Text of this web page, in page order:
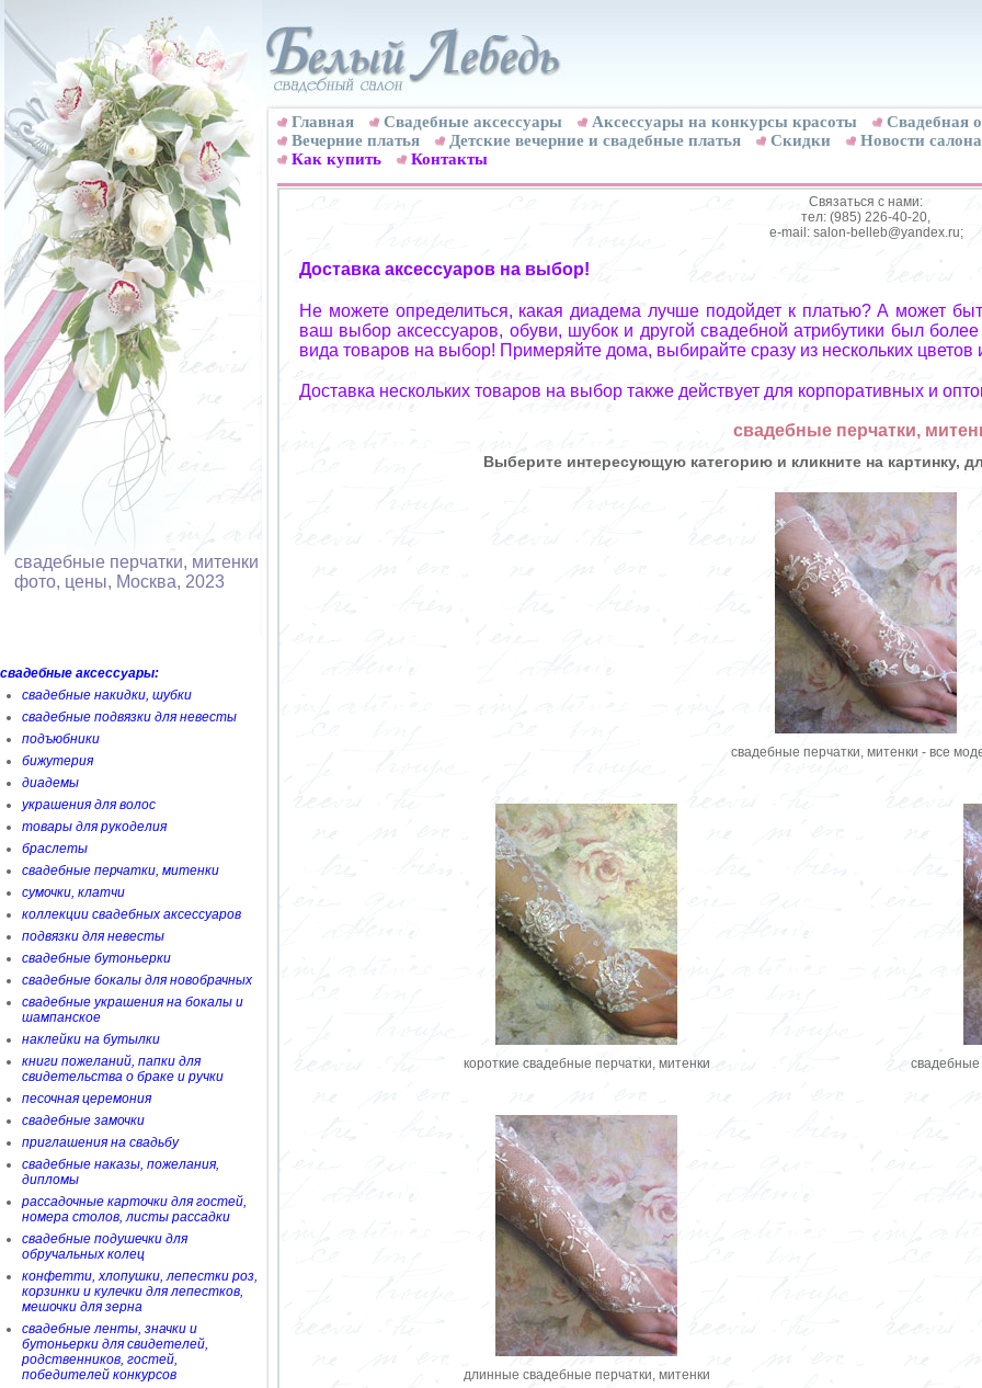
свадебные перчатки, митенки
фото, цены, Москва, 2023
свадебные аксессуары:
свадебные накидки, шубки
свадебные подвязки для невесты
подъюбники
бижутерия
диадемы
украшения для волос
товары для рукоделия
браслеты
свадебные перчатки, митенки
сумочки, клатчи
коллекции свадебных аксессуаров
подвязки для невесты
свадебные бутоньерки
свадебные бокалы для новобрачных
свадебные украшения на бокалы и
шампанское
наклейки на бутылки
книги пожеланий, папки для
свидетельства о браке и ручки
песочная церемония
свадебные замочки
приглашения на свадьбу
свадебные наказы, пожелания,
дипломы
рассадочные карточки для гостей,
номера столов, листы рассадки
свадебные подушечки для
обручальных колец
конфетти, хлопушки, лепестки роз,
корзинки и кулечки для лепестков,
мешочки для зерна
свадебные ленты, значки и
бутоньерки для свидетелей,
родственников, гостей,
победителей конкурсов
Главная Свадебные аксессуары Аксессуары на конкурсы красоты
Свадебная
Вечерние платья
Детские вечерние и свадебные платья Скидки
Новости салона
Как купить
Контакты
Связаться с нами:
тел: (985) 226-40-20,
e-mail: salon-belleb@yandex.ru;
Доставка аксессуаров на выбор!
Не можете определиться, какая диадема лучше подойдет к платью? А может
ваш выбор аксессуаров, обуви, шубок и другой свадебной атрибутики был
вида товаров на выбор! Примеряйте дома, выбирайте сразу из нескольких цветов
Доставка нескольких товаров на выбор также действует для корпоративных и
свадебные перчатки,
Выберите интересующую категорию и кликните на картинку,
свадебные перчатки, митенки - все
короткие свадебные перчатки, митенки свадебные
длинные свадебные перчатки, митенки